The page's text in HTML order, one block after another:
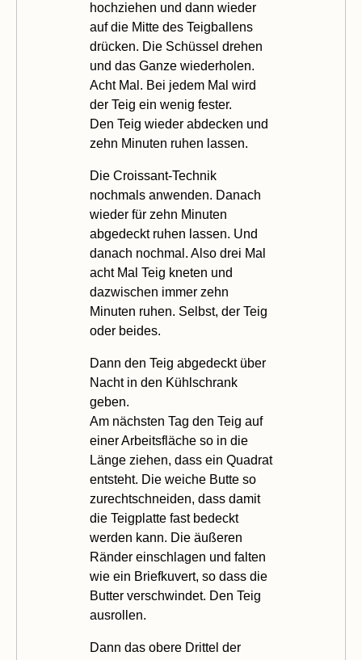
hochziehen und dann wieder
auf die Mitte des Teigballens
drücken. Die Schüssel drehen
und das Ganze wiederholen.
Acht Mal. Bei jedem Mal wird
der Teig ein wenig fester.
Den Teig wieder abdecken und
zehn Minuten ruhen lassen.
Die Croissant-Technik
nochmals anwenden. Danach
wieder für zehn Minuten
abgedeckt ruhen lassen. Und
danach nochmal. Also drei Mal
acht Mal Teig kneten und
dazwischen immer zehn
Minuten ruhen. Selbst, der Teig
oder beides.
Dann den Teig abgedeckt über
Nacht in den Kühlschrank
geben.
Am nächsten Tag den Teig auf
einer Arbeitsfläche so in die
Länge ziehen, dass ein Quadrat
entsteht. Die weiche Butte so
zurechtschneiden, dass damit
die Teigplatte fast bedeckt
werden kann. Die äußeren
Ränder einschlagen und falten
wie ein Briefkuvert, so dass die
Butter verschwindet. Den Teig
ausrollen.
Dann das obere Drittel der